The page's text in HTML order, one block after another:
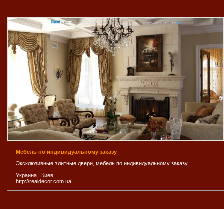
Мебель по индивидуальному заказу
Эксклюзивные элитные двери, мебель по индивидуальному заказу.
Украина | Киев
http://realdecor.com.ua